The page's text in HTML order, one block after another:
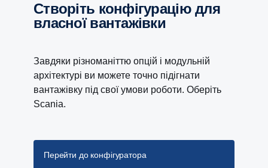
Створіть конфігурацію для
власної вантажівки
Завдяки різноманіттю опцій і модульній
архітектурі ви можете точно підігнати
вантажівку під свої умови роботи. Оберіть
Scania.
Перейти до конфігуратора